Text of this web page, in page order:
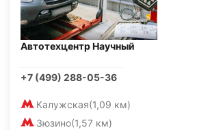
Автотехцентр Научный
+7 (499) 288-05-36
Калужская(1,09 км)
Зюзино(1,57 км)